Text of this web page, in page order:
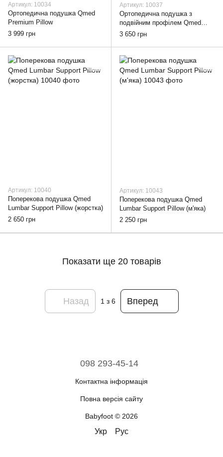
Артикул: 10034
Ортопедична подушка Qmed
Premium Pillow
3 999 грн
Артикул: 10037
Ортопедична подушка з
подвійним профілем Qmed
Vario Pillow
3 650 грн
Артикул: 10040
Поперекова подушка Qmed
Lumbar Support Pillow (жорстка)
2 650 грн
Артикул: 10043
Поперекова подушка Qmed
Lumbar Support Pillow (м'яка)
2 250 грн
Показати ще 20 товарів
Назад 1з 6 Вперед
098 293-45-14
Контактна інформація
Повна версія сайту
Babyfoot © 2026
Укр Рус